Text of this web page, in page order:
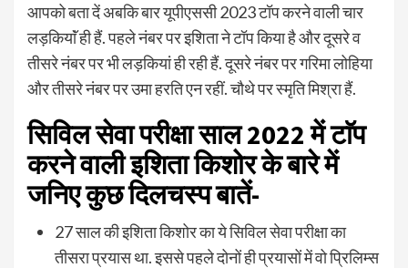
आपको बता दें अबकि बार यूपीएससी 2023 टॉप करने वाली चार
लड़कियाॅं ही हैं. पहले नंबर पर इशिता ने टॉप किया है और दूसरे व
तीसरे नंबर पर भी लड़कियां ही रही हैं. दूसरे नंबर पर गरिमा लोहिया
और तीसरे नंबर पर उमा हरति एन रहीं. चौथे पर स्मृति मिश्रा हैं.
सिविल सेवा परीक्षा साल 2022 में टाॅप
करने वाली इशिता किशोर के बारे में
जनिए कुछ दिलचस्प बातें-
27 साल की इशिता किशोर का ये सिविल सेवा परीक्षा का
तीसरा प्रयास था. इससे पहले दोनों ही प्रयासों में वो प्रिलिम्स